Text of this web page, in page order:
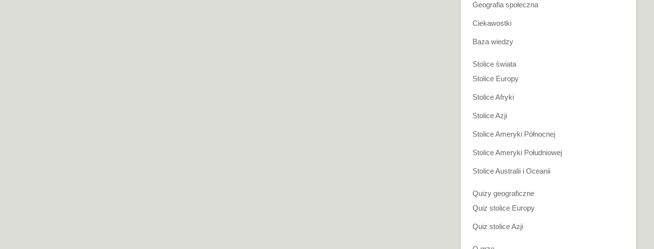
Geografia społeczna
Ciekawostki
Baza wiedzy
Stolice świata
Stolice Europy
Stolice Afryki
Stolice Azji
Stolice Ameryki Północnej
Stolice Ameryki Południowej
Stolice Australii i Oceanii
Quizy geograficzne
Quiz stolice Europy
Quiz stolice Azji